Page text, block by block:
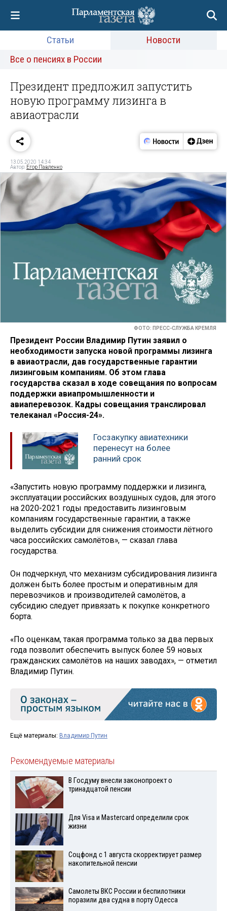
Статьи
Новости
Все о пенсиях в России
Президент предложил запустить
новую программу лизинга в
авиаотрасли
13.05.2020 14:34
Автор: Егор Павленко
ФОТО: ПРЕСС-СЛУЖБА КРЕМЛЯ
Президент России Владимир Путин заявил о
необходимости запуска новой программы лизинга
в авиаотрасли, дав государственные гарантии
лизинговым компаниям. Об этом глава
государства сказал в ходе совещания по вопросам
поддержки авиапромышленности и
авиаперевозок. Кадры совещания транслировал
телеканал «Россия-24».
Госзакупку авиатехники
перенесут на более
ранний срок
«Запустить новую программу поддержки и лизинга,
эксплуатации российских воздушных судов, для этого
на 2020-2021 годы предоставить лизинговым
компаниям государственные гарантии, а также
выделить субсидии для снижения стоимости лётного
часа российских самолётов», — сказал глава
государства.
Он подчеркнул, что механизм субсидирования лизинга
должен быть более простым и оперативным для
перевозчиков и производителей самолётов, а
субсидию следует привязать к покупке конкретного
борта.
«По оценкам, такая программа только за два первых
года позволит обеспечить выпуск более 59 новых
гражданских самолётов на наших заводах», — отметил
Владимир Путин.
Ещё материалы: Владимир Путин
Рекомендуемые материалы
В Госдуму внесли законопроект о
тринадцатой пенсии
Для Visа и Mastercard определили срок
жизни
Соцфонд с 1 августа скорректирует размер
накопительной пенсии
Самолеты ВКС России и беспилотники
поразили два судна в порту Одесса